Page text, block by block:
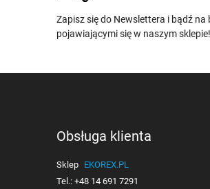
Zapisz się do Newslettera i bądź
pojawiającymi się w naszym sklepie!
Obsługa klienta
Sklep EKOREX.PL
Tel.: +48 14 691 7291